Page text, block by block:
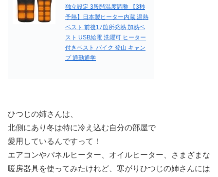
独立設定 3段階温度調整 【3秒
予熱】日本製ヒーター内蔵 温熱
ベスト 前後17箇所発熱 加熱ベ
スト USB給電 洗濯可 ヒーター
付きベスト バイク 登山 キャン
プ 通勤通学
ひつじの姉さんは、
北側にあり冬は特に冷え込む自分の部屋で
愛用しているんですって！
エアコンやパネルヒーター、オイルヒーター、さまざまな
暖房器具を使ってみたけれど、寒がりひつじの姉さんには